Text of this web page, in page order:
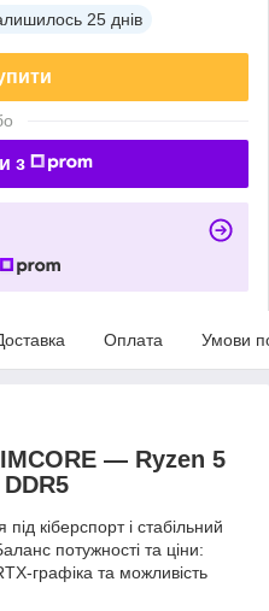
25 днів
з
Оплата Умови
— Ryzen 5
кіберспорт і стабільний
потужності та ціни:
графіка та можливість